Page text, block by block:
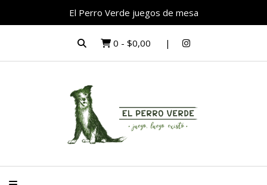
El Perro Verde juegos de mesa
0 - $0,00